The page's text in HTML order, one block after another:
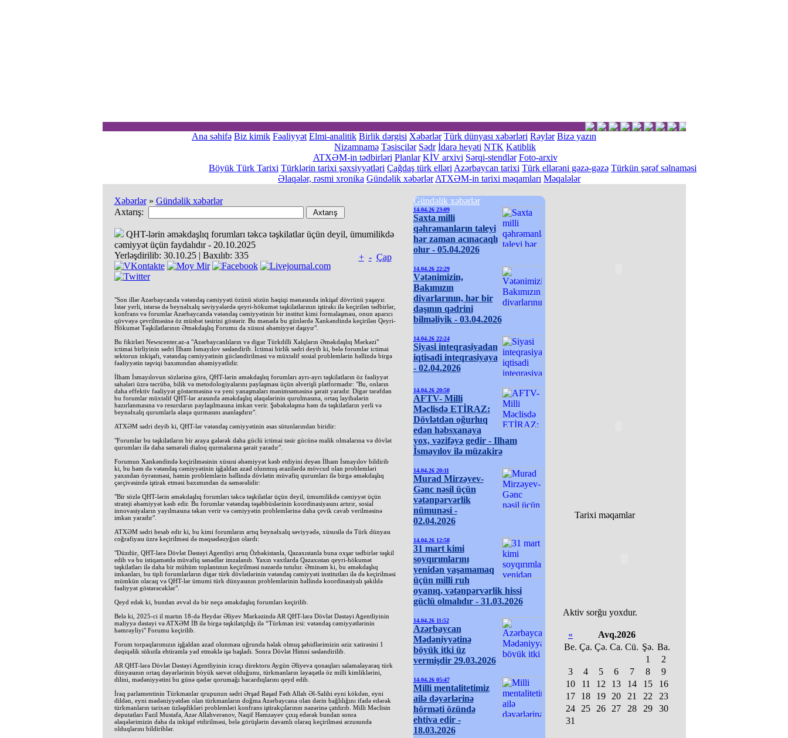
Ana səhifə Biz kimik Fəaliyyət Elmi-analitik Birlik dərgisi Xəbərlər Türk dünyası xəbərləri Rəylər Bizə yazın
Nizamnamə Təsisçilər Sədr İdarə heyəti NTK Katiblik
ATXƏM-in tədbirləri Planlar KİV arxivi Sərqi-stendlər Foto-arxiv
Böyük Türk Tarixi Türklərin tarixi şəxsiyyətləri Çağdaş türk elləri Azərbaycan tarixi Türk ellərəni gəzə-gəzə Türkün şərəf səlnaməsi
Əlaqələr, rəsmi xronika Gündəlik xəbərlər ATXƏM-in tarixi məqamları Məqalələr
Xəbərlər» Gündəlik xəbərlər
Axtarış:
QHT-lərin əməkdaşlıq forumları təkcə təşkilatlar üçün deyil, ümumilikdə
cəmiyyət üçün faydalıdır - 20.10.2025
+ - Çap
Yerləşdirilib: 30.10.25 | Baxılıb: 335
"Son illər Azərbaycanda vətəndaş cəmiyyəti özünü sözün həqiqi mənasında inkişaf dövrünü yaşayır.
İstər yerli, istərsə də beynəlxalq səviyyələrdə qeyri-hökumət təşkilatlarının iştirakı ilə keçirilən tədbirlər,
konfrans və forumlar Azərbaycanda vətəndaş cəmiyyətinin bir institut kimi formalaşması, onun aparıcı
qüvvəyə çevrilməsinə öz müsbət təsirini göstərir. Bu mənada bu günlərdə Xankəndində keçirilən Qeyri-
Hökumət Təşkilatlarının Əməkdaşlıq Forumu da xüsusi əhəmiyyət daşıyır".
Bu fikirləri Newscenter.az-a "Azərbaycanlıların və digər Türkdilli Xalqların Əməkdaşlıq Mərkəzi"
ictimai birliyinin sədri İlham İsmayılov səsləndirib. İctimai birlik sədri deyib ki, belə forumlar ictimai
sektorun inkişafı, vətəndaş cəmiyyətinin gücləndirilməsi və müxtəlif sosial problemlərin həllində birgə
fəaliyyətin təşviqi baxımından əhəmiyyətlidir.
İlham İsmayılovun sözlərinə görə, QHT-lərin əməkdaşlıq forumları ayrı-ayrı təşkilatların öz fəaliyyət
sahələri üzrə təcrübə, bilik və metodologiyalarını paylaşması üçün əlverişli platformadır: "Bu, onların
daha effektiv fəaliyyət göstərməsinə və yeni yanaşmaları mənimsəməsinə şərait yaradır. Digər tərəfdən
bu forumlar müxtəlif QHT-lər arasında əməkdaşlıq əlaqələrinin qurulmasına, ortaq layihələrin
hazırlanmasına və resursların paylaşılmasına imkan verir. Şəbəkələşmə həm də təşkilatların yerli və
beynəlxalq qurumlarla əlaqə qurmasını asanlaşdırır".
ATXƏM sədri deyib ki, QHT-lər vətəndaş cəmiyyətinin əsas sütunlarından biridir:
"Forumlar bu təşkilatların bir araya gələrək daha güclü ictimai təsir gücünə malik olmalarına və dövlət
qurumları ilə daha səmərəli dialoq qurmalarına şərait yaradır".
Forumun Xankəndində keçirilməsinin xüsusi əhəmiyyət kəsb etdiyini deyən İlham İsmayılov bildirib
ki, bu həm də vətəndaş cəmiyyətinin işğaldan azad olunmuş ərazilərdə mövcud olan problemləri
yaxından öyrənməsi, həmin problemlərin həllində dövlətin müvafiq qurumları ilə birgə əməkdaşlıq
çərçivəsində iştirak etməsi baxımından da səmərəlidir:
"Bir sözlə QHT-lərin əməkdaşlıq forumları təkcə təşkilatlar üçün deyil, ümumilikdə cəmiyyət üçün
strateji əhəmiyyət kəsb edir. Bu forumlar vətəndaş təşəbbüslərinin koordinasiyasını artırır, sosial
innovasiyaların yayılmasına təkan verir və cəmiyyətin problemlərinə daha çevik cavab verilməsinə
imkan yaradır".
ATXƏM sədri hesab edir ki, bu kimi forumların artıq beynəlxalq səviyyədə, xüsusilə də Türk dünyası
coğrafiyası üzrə keçirilməsi də məqsədəuyğun olardı:
"Düzdür, QHT-lərə Dövlət Dəstəyi Agentliyi artıq Özbəkistanla, Qazaxıstanla buna oxşar tədbirlər təşkil
edib və bu istiqamətdə müvafiq sənədlər imzalanıb. Yaxın vaxtlarda Qazaxıstan qeyri-hökumət
təşkilatları ilə daha bir mühüm toplantının keçirilməsi nəzərdə tutulur. Əminəm ki, bu əməkdaşlıq
imkanları, bu tipli forumlarların digər türk dövlətlərinin vətəndaş cəmiyyəti institutları ilə də keçirilməsi
mümkün olacaq və QHT-lər ümumi türk dünyasının problemlərinin həllində koordinasiyalı şəkildə
fəaliyyət göstərəcəklər".
Qeyd edək ki, bundan əvvəl də bir neçə əməkdaşlıq forumları keçirilib.
Belə ki, 2025-ci il martın 18-də Heydər Əliyev Mərkəzində AR QHT-lərə Dövlət Dəstəyi Agentliyinin
maliyyə dəstəyi və ATXƏM İB ilə birgə təşkilatçılığı ilə “Türkman irsi: vətəndaş cəmiyyətlərinin
həmrəyliyi" Forumu keçirilib.
Forum torpaqlarımızın işğaldan azad olunması uğrunda həlak olmuş şəhidlərimizin əziz xatirəsini 1
dəqiqəlik sükutla ehtiramla yad etməklə işə başladı. Sonra Dövlət Himni səsləndirilib.
AR QHT-lərə Dövlət Dəstəyi Agentliyinin icraçı direktoru Aygün Əliyeva qonaqları salamalayaraq türk
dünyasının ortaq dəyərlərinin böyük sərvət olduğunu, türkmanların ləyaqətlə öz milli kimliklərini,
dilini, mədəniyyətini bu günə qədər qorumağı bacardıqlarını qeyd edib.
İraq parlamentinin Türkmanlar qrupunun sədri Ərşad Rəşad Fəth Allah Əl-Salihi eyni kökdən, eyni
dildən, eyni mədəniyyətdən olan türkmanların doğma Azərbaycana olan dərin bağlılığını ifadə edərək
türkmanların tarixən üzləşdikləri problemləri konfrans iştirakçılarının nəzərinə çatdırıb. Milli Məclisin
deputatları Fazil Mustafa, Azər Allahverənov, Naqif Həmzəyev çıxış edərək bundan sonra
əlaqələrimizin daha da inkişaf etdirilməsi, belə görüşlərin davamlı olaraq keçirilməsi arzusunda
olduqlarını bildiriblər.
Gündəlik xəbərlər
14.04.26 23:09
Saxta milli
qəhrəmanların taleyi
hər zaman acınacaqlı
olur - 05.04.2026
14.04.26 22:29
Vətənimizin,
Bakımızın
divarlarının, hər bir
daşının qədrini
bilməliyik - 03.04.2026
14.04.26 22:24
Siyasi inteqrasiyadan
iqtisadi inteqrasiyaya
- 02.04.2026
14.04.26 20:50
AFTV- Milli
Məclisdə ETİRAZ:
Dövlətdən oğurluq
edən həbsxanaya
yox, vəzifəyə gedir - Ilham
İsmayılov ilə müzakirə
14.04.26 20:11
Murad Mirzəyev-
Gənc nəsil üçün
vətənpərvərlik
nümunəsi -
02.04.2026
14.04.26 12:58
31 mart kimi
soyqırımlarını
yenidən yaşamamaq
üçün milli ruh
oyanıq, vətənpərvərlik hissi
güclü olmalıdır - 31.03.2026
14.04.26 11:52
Azərbaycan
Mədəniyyətinə
böyük itki üz
vermişdir 29.03.2026
14.04.26 05:47
Milli mentalitetimiz
ailə dəyərlərinə
hörməti özündə
ehtiva edir -
18.03.2026
Tarixi məqamlar
Aktiv sorğu yoxdur.
«
Avq.2026
Be. Ça. Çə. Ca. Cü. Şə. Ba.
1
2
3
4 5 6 7 8
9
10
11 12 13 14 15
16
17
18 19 20 21 22
23
24
25 26 27 28 29
30
31